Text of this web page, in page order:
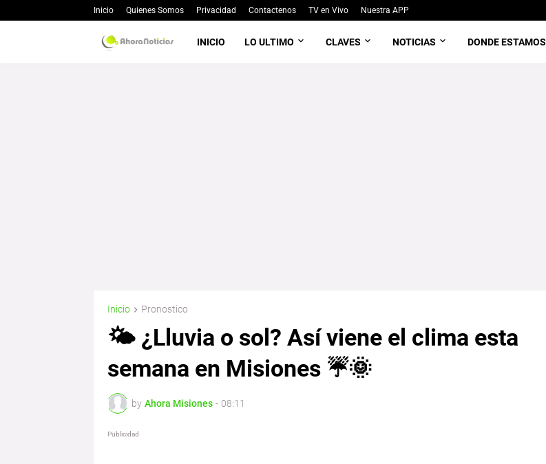
Inicio Quienes Somos Privacidad Contactenos TV en Vivo Nuestra APP
INICIO LO ULTIMO CLAVES NOTICIAS DONDE ESTAMOS
Inicio Pronostico
🌤️ ¿Lluvia o sol? Así viene el clima esta
semana en Misiones ☔🌞
by Ahora Misiones - 08:11
Publicidad